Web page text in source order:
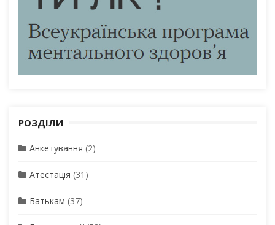
РОЗДІЛИ
Анкетування (2)
Атестація (31)
Батькам (37)